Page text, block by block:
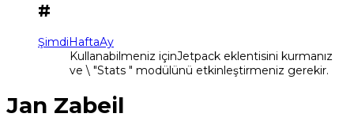
#
ŞimdiHaftaAy
Kullanabilmeniz içinJetpack eklentisini kurmanız
ve \ "Stats " modülünü etkinleştirmeniz gerekir.
Jan Zabeil